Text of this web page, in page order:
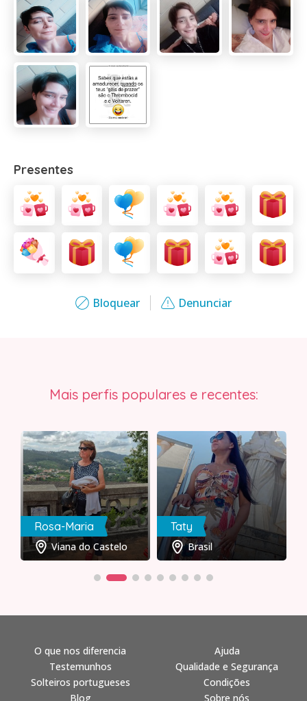
Bloquear Denunciar
Presentes
Mais perfis populares e recentes:
Rosa-Maria
Viana do Castelo
Taty
Brasil
O que nos diferencia
Testemunhos
Solteiros portugueses
Blog
Ajuda
Qualidade e Segurança
Condições
Sobre nós